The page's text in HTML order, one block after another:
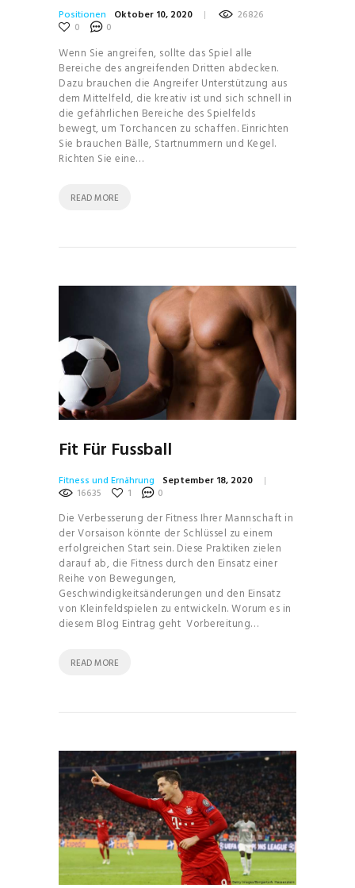
Positionen Oktober 10, 2020
26826
0
0
Wenn Sie angreifen, sollte das Spiel alle
Bereiche des angreifenden Dritten abdecken.
Dazu brauchen die Angreifer Unterstützung aus
dem Mittelfeld, die kreativ ist und sich schnell in
die gefährlichen Bereiche des Spielfelds
bewegt, um Torchancen zu schaffen. Einrichten
Sie brauchen Bälle, Startnummern und Kegel.
Richten Sie eine…
READ MORE
Fit Für Fussball
Fitness und Ernährung September 18, 2020
16635
1 0
Die Verbesserung der Fitness Ihrer Mannschaft in
der Vorsaison könnte der Schlüssel zu einem
erfolgreichen Start sein. Diese Praktiken zielen
darauf ab, die Fitness durch den Einsatz einer
Reihe von Bewegungen,
Geschwindigkeitsänderungen und den Einsatz
von Kleinfeldspielen zu entwickeln. Worum es in
diesem Blog Eintrag geht Vorbereitung…
READ MORE